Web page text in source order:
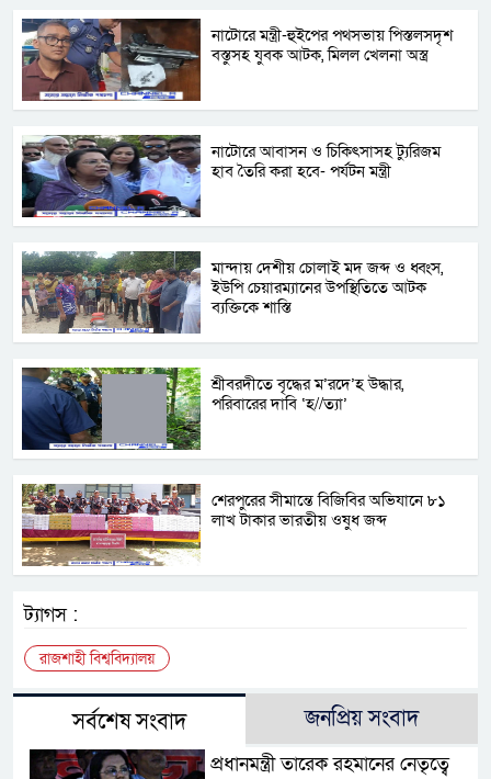
নাটোরে মন্ত্রী-হুইপের পথসভায় পিস্তলসদৃশ
বস্তুসহ যুবক আটক, মিলল খেলনা অস্ত্র
নাটোরে আবাসন ও চিকিৎসাসহ ট্যুরিজম
হাব তৈরি করা হবে- পর্যটন মন্ত্রী
মান্দায় দেশীয় চোলাই মদ জব্দ ও ধ্বংস,
ইউপি চেয়ারম্যানের উপস্থিতিতে আটক
ব্যক্তিকে শাস্তি
শ্রীবরদীতে বৃদ্ধের ম’রদে’হ উদ্ধার,
পরিবারের দাবি ‘হ//ত্যা’
শেরপুরের সীমান্তে বিজিবির অভিযানে ৮১
লাখ টাকার ভারতীয় ওষুধ জব্দ
ট্যাগস :
রাজশাহী বিশ্ববিদ্যালয়
সর্বশেষ সংবাদ জনপ্রিয় সংবাদ
প্রধানমন্ত্রী তারেক রহমানের নেতৃত্বে